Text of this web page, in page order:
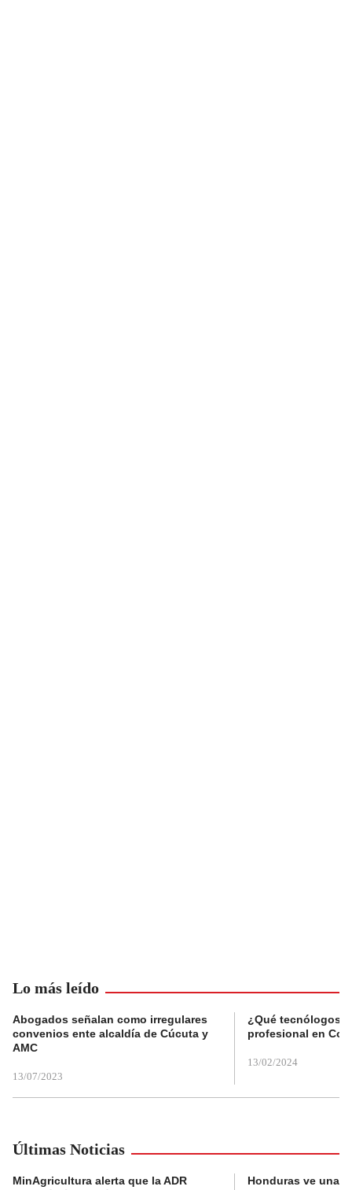
Lo más leído
Abogados señalan como irregulares
convenios ente alcaldía de Cúcuta y
AMC
13/07/2023
¿Qué tecnólogos
profesional en
13/02/2024
Últimas Noticias
MinAgricultura alerta que la ADR
Honduras ve una